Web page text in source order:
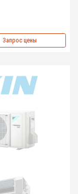
Запрос цены